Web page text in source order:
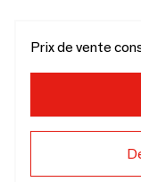
Prix de vente